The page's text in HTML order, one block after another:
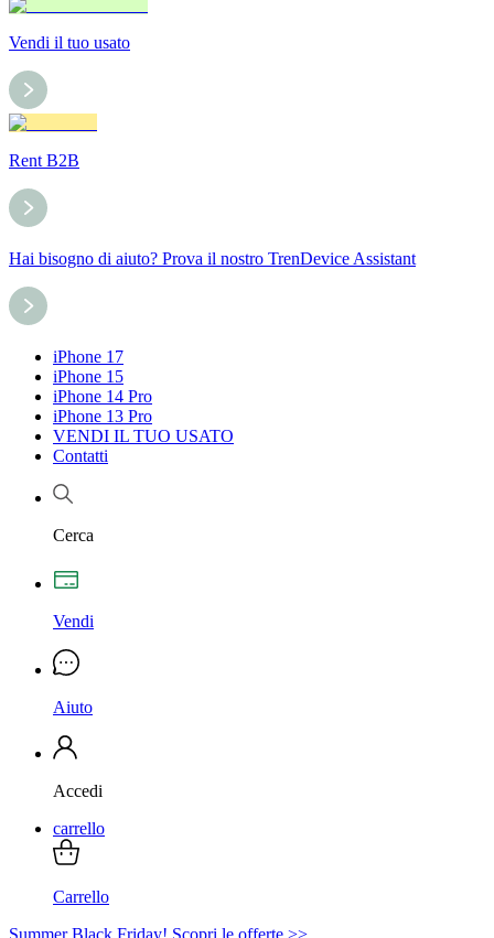
Vendi il tuo usato
Rent B2B
Hai bisogno di aiuto? Prova il nostro TrenDevice Assistant
iPhone 17
iPhone 15
iPhone 14 Pro
iPhone 13 Pro
VENDI IL TUO USATO
Contatti
Cerca
Vendi
Aiuto
Accedi
carrello
Carrello